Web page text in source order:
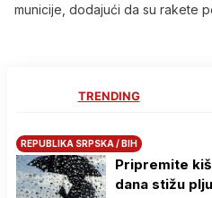
municije, dodajući da su rakete
TRENDING
REPUBLIKA SRPSKA / BIH
Pripremite
dana stižu